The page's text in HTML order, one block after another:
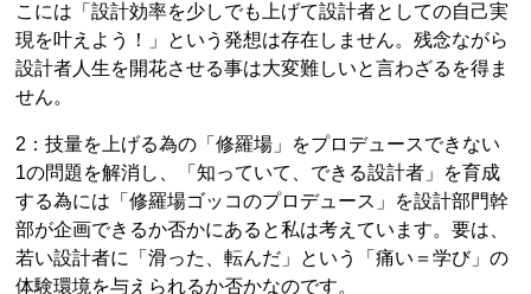
こには「設計効率を少しでも上げて設計者としての自己実
現を叶えよう！」という発想は存在しません。残念ながら
設計者人生を開花させる事は大変難しいと言わざるを得ま
せん。
2：技量を上げる為の「修羅場」をプロデュースできない
1の問題を解消し、「知っていて、できる設計者」を育成
する為には「修羅場ゴッコのプロデュース」を設計部門幹
部が企画できるか否かにあると私は考えています。要は、
若い設計者に「滑った、転んだ」という「痛い＝学び」の
体験環境を与えられるか否かなのです。